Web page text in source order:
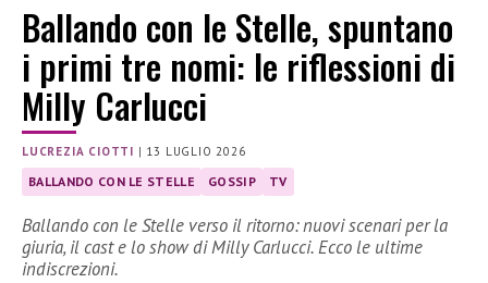
Ballando con le Stelle, spuntano
i primi tre nomi: le riflessioni di
Milly Carlucci
LUCREZIA CIOTTI | 13 LUGLIO 2026
BALLANDO CON LE STELLE GOSSIP TV
Ballando con le Stelle verso il ritorno: nuovi scenari per la
giuria, il cast e lo show di Milly Carlucci. Ecco le ultime
indiscrezioni.